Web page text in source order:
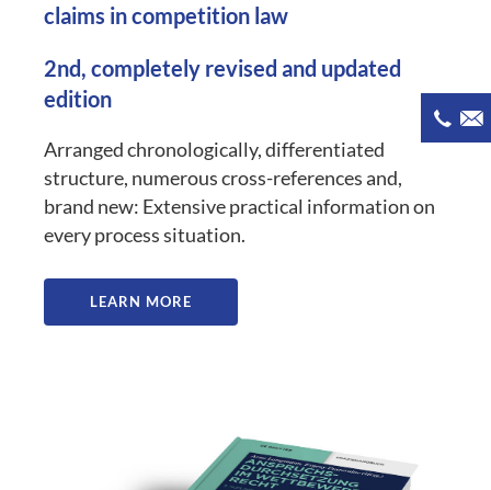
claims in competition law
2nd, completely revised and updated
edition
Arranged chronologically, differentiated
structure, numerous cross-references and,
brand new: Extensive practical information on
every process situation.
LEARN MORE